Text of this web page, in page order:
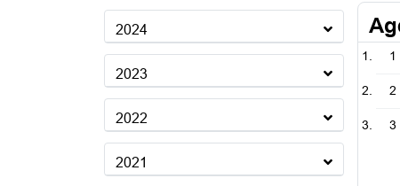
2024
2023
2022
2021
1
2
3